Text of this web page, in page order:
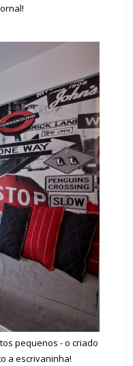
pequenos - o criado
a escrivaninha!